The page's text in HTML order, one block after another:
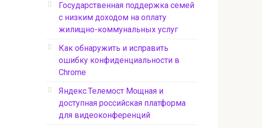
Государственная поддержка семей
с низким доходом на оплату
жилищно-коммунальных услуг
Как обнаружить и исправить
ошибку конфиденциальности в
Chrome
Яндекс.Телемост Мощная и
доступная российская платформа
для видеоконференций